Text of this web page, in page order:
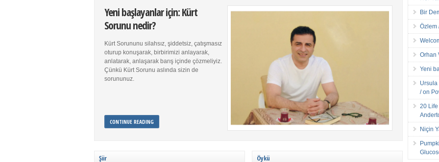
Yeni başlayanlar için: Kürt
Sorunu nedir?
Kürt Sorununu silahsız, şiddetsiz, çatışmasız
oturup konuşarak, birbirimizi anlayarak,
anlatarak, anlaşarak barış içinde çözmeliyiz.
Çünkü Kürt Sorunu aslında sizin de
sorununuz.
CONTINUE READING
Şiir
Öykü
Bir
Özlem
Orhan
Yeni
Ursula
/ on
20
Niçin